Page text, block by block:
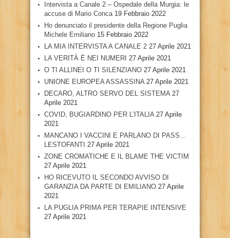
Intervista a Canale 2 – Ospedale della Murgia: le
accuse di Mario Conca 19 Febbraio 2022
Ho denunciato il presidente della Regione Puglia
Michele Emiliano 15 Febbraio 2022
LA MIA INTERVISTA A CANALE 2 27 Aprile 2021
LA VERITÀ È NEI NUMERI 27 Aprile 2021
O TI ALLINEI O TI SILENZIANO 27 Aprile 2021
UNIONE EUROPEA ASSASSINA 27 Aprile 2021
DECARO, ALTRO SERVO DEL SISTEMA 27
Aprile 2021
COVID, BUGIARDINO PER L’ITALIA 27 Aprile
2021
MANCANO I VACCINI E PARLANO DI PASS…
LESTOFANTI 27 Aprile 2021
ZONE CROMATICHE E IL BLAME THE VICTIM
27 Aprile 2021
HO RICEVUTO IL SECONDO AVVISO DI
GARANZIA DA PARTE DI EMILIANO 27 Aprile
2021
LA PUGLIA PRIMA PER TERAPIE INTENSIVE
27 Aprile 2021